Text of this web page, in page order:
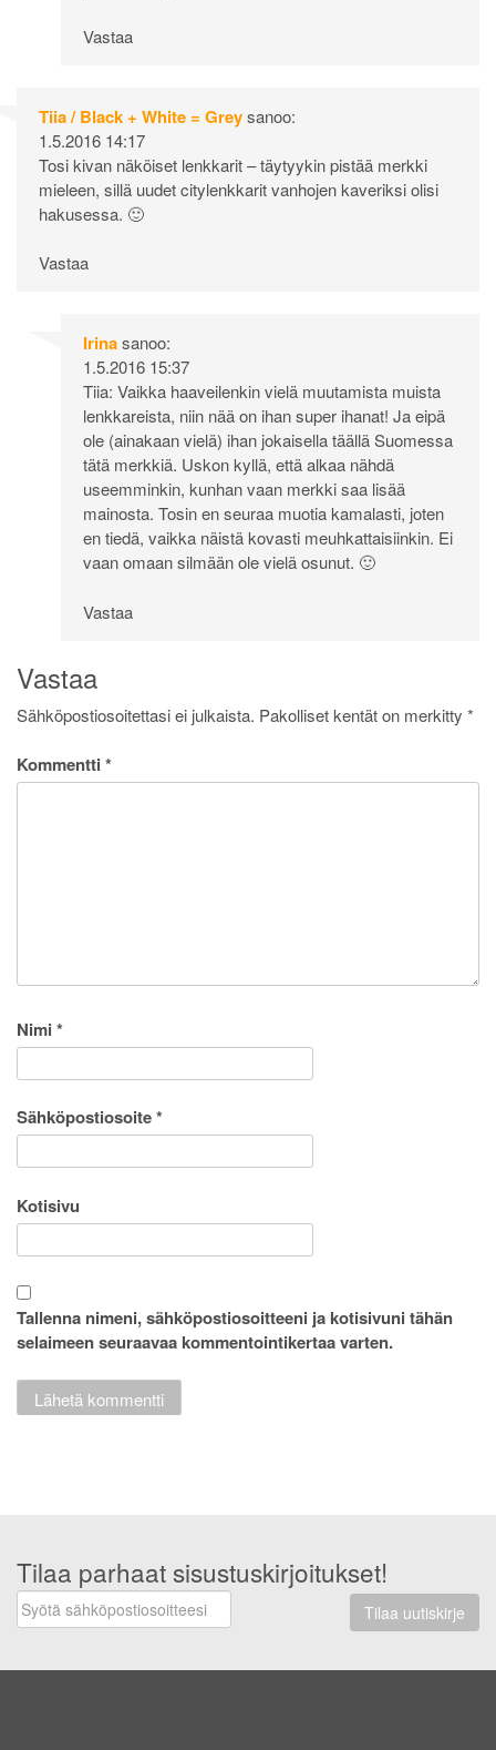
Vastaa
Tiia / Black + White = Greysanoo:
1.5.2016 14:17
Tosi kivan näköiset lenkkarit – täytyykin pistää merkki
mieleen, sillä uudet citylenkkarit vanhojen kaveriksi olisi
hakusessa. 🙂
Vastaa
Irinasanoo:
1.5.2016 15:37
Tiia: Vaikka haaveilenkin vielä muutamista muista
lenkkareista, niin nää on ihan super ihanat! Ja eipä
ole (ainakaan vielä) ihan jokaisella täällä Suomessa
tätä merkkiä. Uskon kyllä, että alkaa nähdä
useemminkin, kunhan vaan merkki saa lisää
mainosta. Tosin en seuraa muotia kamalasti, joten
en tiedä, vaikka näistä kovasti meuhkattaisiinkin. Ei
vaan omaan silmään ole vielä osunut. 🙂
Vastaa
Vastaa
Sähköpostiosoitettasi ei julkaista. Pakolliset kentät on merkitty *
Kommentti *
Nimi *
Sähköpostiosoite*
Kotisivu
Tallenna nimeni, sähköpostiosoitteeni ja kotisivuni tähän
selaimeen seuraavaa kommentointikertaa varten.
Tilaa parhaat sisustuskirjoitukset!
Tilaa uutiskirje